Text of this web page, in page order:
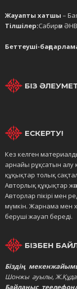
Жауапты хатшы –
Тілшілер:Сабирәм
Беттеуші-
БІЗ
ЕСКЕРТУ!
Кез келген
арнайы рұқсатын алу
құқықтар толық
Авторлық құқықтар
Авторлар пікірі мен
мүмкін. Жарнама мен
беруші жауап береді.
БІЗБЕН
Біздің
Шонжы ауылы,
Байланыс